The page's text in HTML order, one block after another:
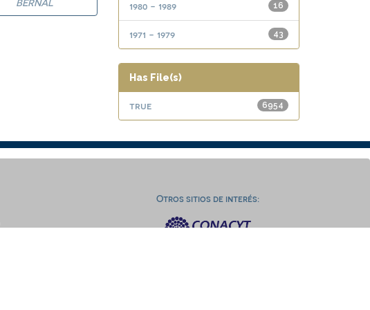
BERNAL
16
1980 - 1989
43
1971 - 1979
Has File(s)
6954
true
Otros sitios de interés: